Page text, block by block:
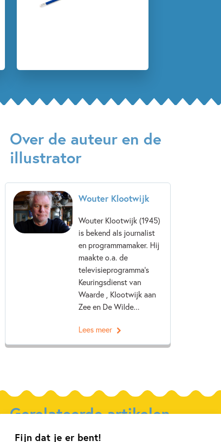
Fijn dat je er bent!
Over de auteur en de
illustrator
Wouter Klootwijk
Wouter Klootwijk (1945)
is bekend als journalist
en programmamaker. Hij
maakte o.a. de
televisieprogramma’s
Keuringsdienst van
Waarde , Klootwijk aan
Zee en De Wilde...
Lees meer
Gerelateerde artikelen